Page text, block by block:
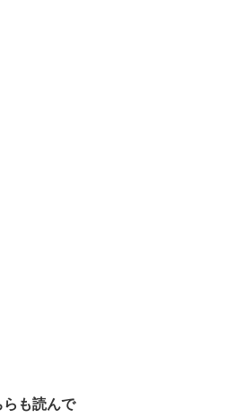
らも読んで